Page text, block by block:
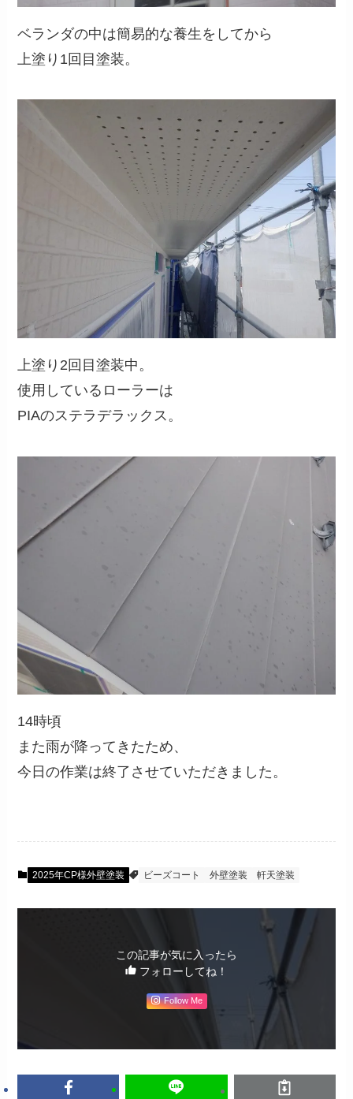
ベランダの中は簡易的な養生をしてから
上塗り1回目塗装。
上塗り2回目塗装中。
使用しているローラーは
PIAのステラデラックス。
14時頃
また雨が降ってきたため、
今日の作業は終了させていただきました。
2025年CP様外壁塗装 ビーズコート 外壁塗装 軒天塗装
この記事が気に入ったら
フォローしてね！
Follow Me